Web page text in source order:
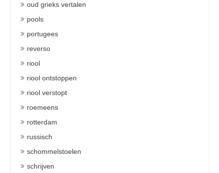
oud grieks vertalen
pools
portugees
reverso
riool
riool ontstoppen
riool verstopt
roemeens
rotterdam
russisch
schommelstoelen
schrijven